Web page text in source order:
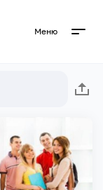
Меню